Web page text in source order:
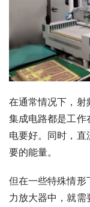
在通常情况下，
集成电路都是工
电要好。同时，
要的能量。
但在一些特殊情
力放大器中，就